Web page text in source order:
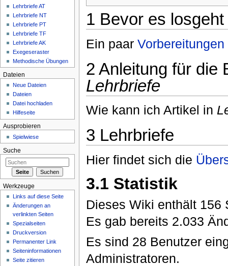
1 Bevor es losgeht
Ein paar Vorbereitungen
2 Anleitung für die
Lehrbriefe
Wie kann ich Artikel in
3 Lehrbriefe
Hier findet sich die
3.1 Statistik
Dieses Wiki enthält 156
Es gab bereits 2.033
Es sind 28 Benutzer
Administratoren.
Lehrbriefe AT
Lehrbriefe NT
Lehrbriefe PT
Lehrbriefe TF
Lehrbriefe AK
Exegeseraster
Methodische Übungen
Dateien
Neue Dateien
Dateien
Datei hochladen
Hilfeseite
Ausprobieren
Spielwiese
Suche
Werkzeuge
Links auf diese Seite
Änderungen an
verlinkten Seiten
Spezialseiten
Druckversion
Permanenter Link
Seiteninformationen
Seite zitieren